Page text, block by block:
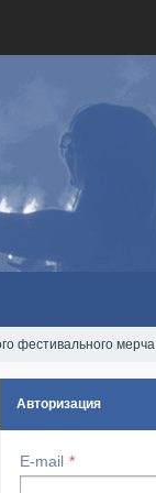
фестивального мерча
Авторизация
E-mail